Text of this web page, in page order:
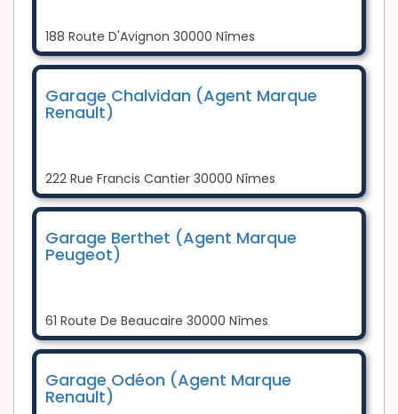
188 Route D'Avignon 30000 Nîmes
Garage Chalvidan (Agent Marque
Renault)
222 Rue Francis Cantier 30000 Nîmes
Garage Berthet (Agent Marque
Peugeot)
61 Route De Beaucaire 30000 Nîmes
Garage Odéon (Agent Marque
Renault)